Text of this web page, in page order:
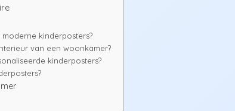
kinderposters?
van een woonkamer?
kinderposters?